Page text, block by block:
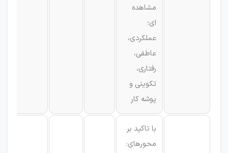
مشاهده
ای؛
عملکردی،
عاطفی،
رفتاری،
تکوینی و
پوشه کار
با تاکید بر
محورهای: